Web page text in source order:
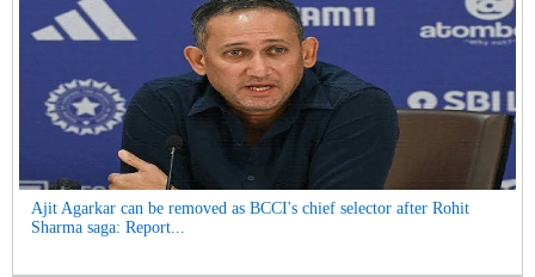
Ajit Agarkar can be removed as BCCI's chief selector after Rohit
Sharma saga: Report...